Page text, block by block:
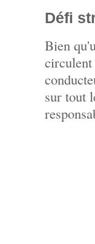
Défi
Bien
sur tout